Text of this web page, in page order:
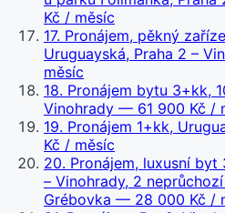
Kč / měsíc
17. Pronájem, pěkný
Uruguayská, Praha 2 –
měsíc
18. Pronájem bytu 3+kk,
Vinohrady — 61 900 Kč /
19. Pronájem 1+kk,
Kč / měsíc
20. Pronájem, luxusní byt
– Vinohrady, 2
Grébovka — 28 000 Kč /